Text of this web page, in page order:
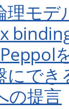
理モデ
にで
の提言